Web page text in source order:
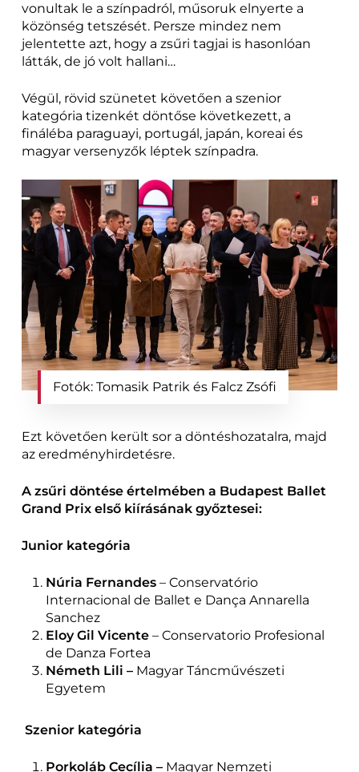
vonultak le a színpadról, műsoruk elnyerte a
közönség tetszését. Persze mindez nem
jelentette azt, hogy a zsűri tagjai is hasonlóan
látták, de jó volt hallani…
Végül, rövid szünetet követően a szenior
kategória tizenkét döntőse következett, a
fináléba paraguayi, portugál, japán, koreai és
magyar versenyzők léptek színpadra.
Fotók: Tomasik Patrik és Falcz Zsófi
Ezt követően került sor a döntéshozatalra, majd
az eredményhirdetésre.
A zsűri döntése értelmében a Budapest Ballet
Grand Prix első kiírásának győztesei:
Junior kategória
Núria Fernandes – Conservatório
Internacional de Ballet e Dança Annarella
Sanchez
Eloy Gil Vicente – Conservatorio Profesional
de Danza Fortea
Németh Lili – Magyar Táncművészeti
Egyetem
Szenior kategória
Porkoláb Cecília – Magyar Nemzeti